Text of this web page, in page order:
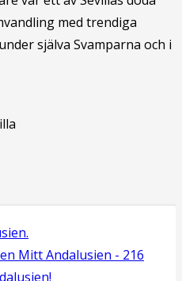
med trendiga
själva Svamparna och i